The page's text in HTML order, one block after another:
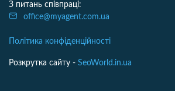
З питань співпраці:
office@myagent.com.ua
Політика конфіденційності
Розкрутка сайту - SeoWorld.in.ua